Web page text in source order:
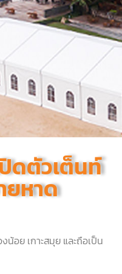
ดตัวเต็นท์
ยหาด
น้อย เกาะสมุย และถือเป็น